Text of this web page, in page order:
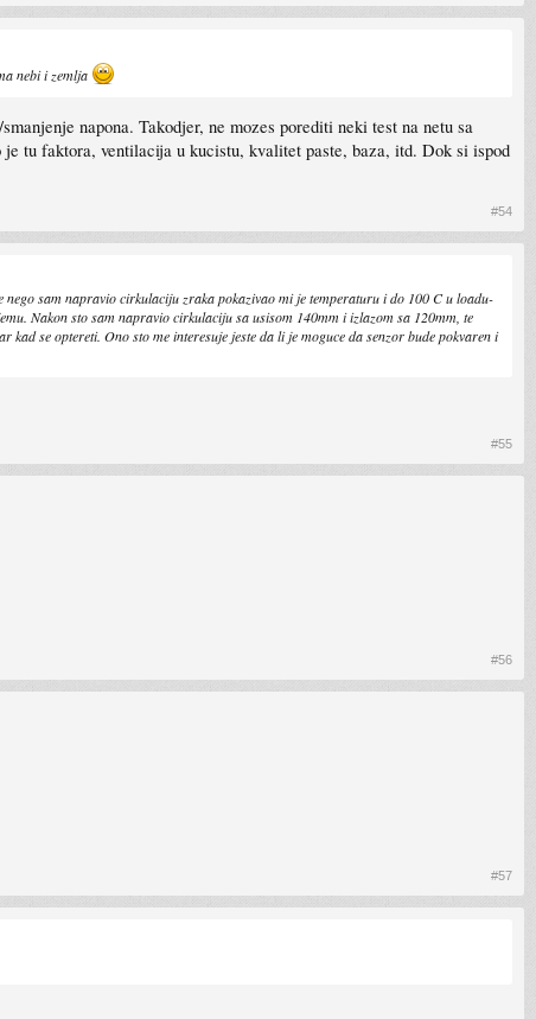
nebi i zemlja
napona. Takodjer, ne mozes porediti neki test na netu sa
tu faktora, ventilacija u kucistu, kvalitet paste, baza, itd. Dok si ispod
#54
sam napravio cirkulaciju zraka pokazivao mi je temperaturu i do 100 C u loadu-
Nakon sto sam napravio cirkulaciju sa usisom 140mm i izlazom sa 120mm, te
se optereti. Ono sto me interesuje jeste da li je moguce da senzor bude pokvaren i
#55
#56
#57